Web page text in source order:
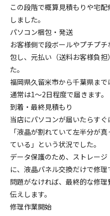
この段階で概算見積もりや宅
しました。
パソコン梱包・発送
お客様側で段ボールやプチプ
包し、元払い（送料お客様負
た。
福岡県久留米市から千葉県まで
通常は1～2日程度で届きます。
到着・最終見積もり
当店にパソコンが届いたらすぐ
「液晶が割れていて左半分が
ている」という状況でした。
データ保護のため、ストレー
に、液晶パネル交換だけで修理
問題がなければ、最終的な修
伝えします。
修理作業開始